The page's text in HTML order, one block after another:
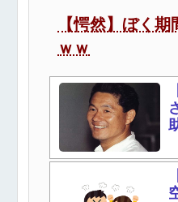
【愕然】ぼく
ｗｗ